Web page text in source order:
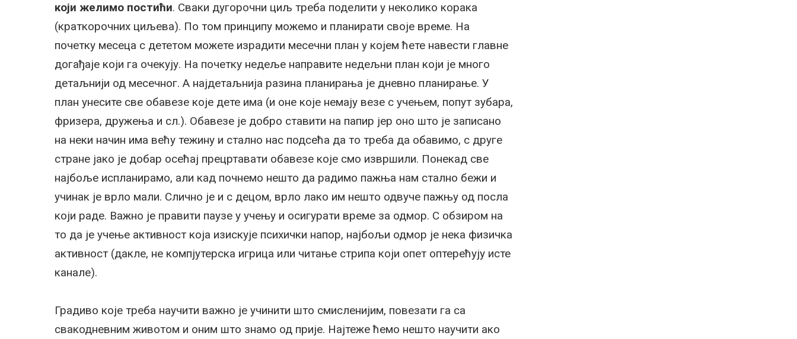
који желимо постићи. Сваки дугорочни циљ треба поделити у неколико корака
(краткорочних циљева). По том принципу можемо и планирати своје време. На
почетку месеца с дететом можете израдити месечни план у којем ћете навести главне
догађаје који га очекују. На почетку недеље направите недељни план који је много
детаљнији од месечног. А најдетаљнија разина планирања је дневно планирање. У
план унесите све обавезе које дете има (и оне које немају везе с учењем, попут зубара,
фризера, дружења и сл.). Обавезе је добро ставити на папир јер оно што је записано
на неки начин има већу тежину и стално нас подсећа да то треба да обавимо, с друге
стране јако је добар осећај прецртавати обавезе које смо извршили. Понекад све
најбоље испланирамо, али кад почнемо нешто да радимо пажња нам стално бежи и
учинак је врло мали. Слично је и с децом, врло лако им нешто одвуче пажњу од посла
који раде. Важно је правити паузе у учењу и осигурати време за одмор. С обзиром на
то да је учење активност која изискује психички напор, најбољи одмор је нека физичка
активност (дакле, не компјутерска игрица или читање стрипа који опет оптерећују исте
канале).
Градиво које треба научити важно је учинити што смисленијим, повезати га са
свакодневним животом и оним што знамо од прије. Најтеже ћемо нешто научити ако